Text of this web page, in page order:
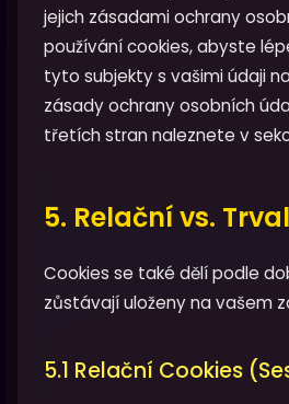
jejich zásadami ochrany
používání cookies, abyste
tyto subjekty s vašimi údaji
zásady ochrany osobních
třetích stran naleznete v
5. Relační vs.
Cookies se také dělí podle
zůstávají uloženy na vašem
5.1 Relační Cookies